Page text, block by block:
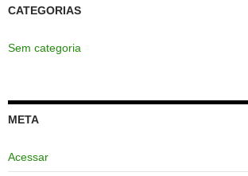
CATEGORIAS
Sem categoria
META
Acessar